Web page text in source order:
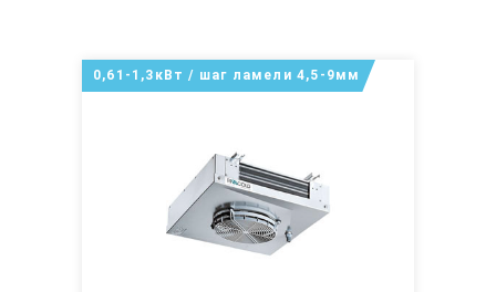
0,61-1,3кВт / шаг ламели 4,5-9мм